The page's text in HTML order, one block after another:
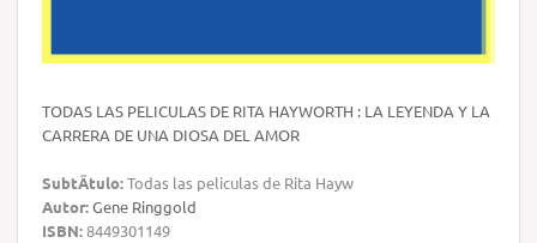
TODAS LAS PELICULAS DE RITA HAYWORTH : LA LEYENDA Y LA
CARRERA DE UNA DIOSA DEL AMOR
SubtÃ­tulo:Todas las peliculas de Rita Hayw
Autor:Gene Ringgold
ISBN:8449301149